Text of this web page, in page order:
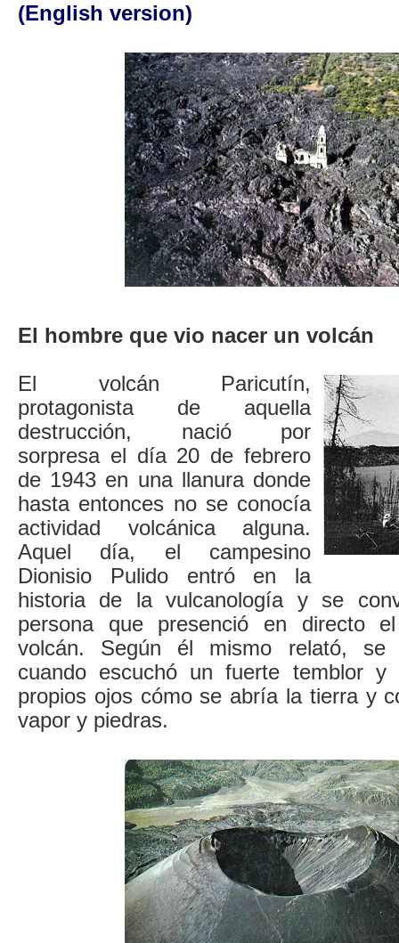
(English version)
El hombre que vio nacer un volcán
El volcán Paricutín,
protagonista de aquella
destrucción, nació por
sorpresa el día 20 de febrero
de 1943 en una llanura donde
hasta entonces no se conocía
actividad volcánica alguna.
Aquel día, el campesino
Dionisio Pulido entró en la
historia de la vulcanología y se
persona que presenció en directo
volcán. Según él mismo relató, se
cuando escuchó un fuerte temblor y
propios ojos cómo se abría la tierra y
vapor y piedras.